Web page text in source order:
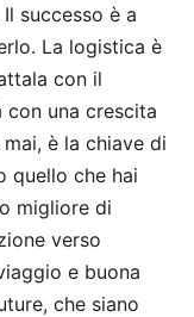
successo è a
La logistica è
con il
una crescita
è la chiave di
quello che hai
migliore di
verso
e buona
che siano